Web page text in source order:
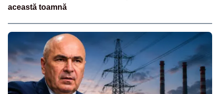
această toamnă